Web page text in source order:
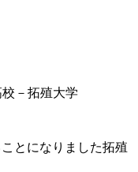
－拓殖大学
とになりました拓殖